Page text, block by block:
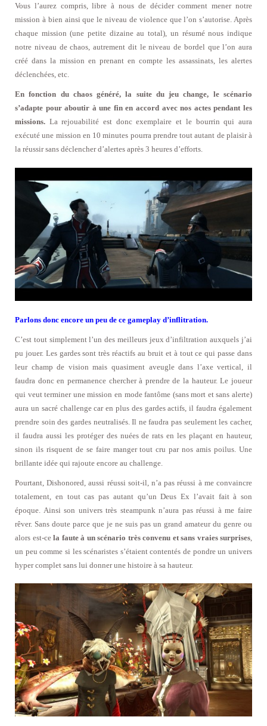
Vous l’aurez compris, libre à nous de décider comment mener notre
mission à bien ainsi que le niveau de violence que l’on s’autorise. Après
chaque mission (une petite dizaine au total), un résumé nous indique
notre niveau de chaos, autrement dit le niveau de bordel que l’on aura
créé dans la mission en prenant en compte les assassinats, les alertes
déclenchées, etc.
En fonction du chaos généré, la suite du jeu change, le scénario
s’adapte pour aboutir à une fin en accord avec nos actes pendant les
missions. La rejouabilité est donc exemplaire et le bourrin qui aura
exécuté une mission en 10 minutes pourra prendre tout autant de plaisir à
la réussir sans déclencher d’alertes après 3 heures d’efforts.
Parlons donc encore un peu de ce gameplay d’inflitration.
C’est tout simplement l’un des meilleurs jeux d’infiltration auxquels j’ai
pu jouer. Les gardes sont très réactifs au bruit et à tout ce qui passe dans
leur champ de vision mais quasiment aveugle dans l’axe vertical, il
faudra donc en permanence chercher à prendre de la hauteur. Le joueur
qui veut terminer une mission en mode fantôme (sans mort et sans alerte)
aura un sacré challenge car en plus des gardes actifs, il faudra également
prendre soin des gardes neutralisés. Il ne faudra pas seulement les cacher,
il faudra aussi les protéger des nuées de rats en les plaçant en hauteur,
sinon ils risquent de se faire manger tout cru par nos amis poilus. Une
brillante idée qui rajoute encore au challenge.
Pourtant, Dishonored, aussi réussi soit-il, n’a pas réussi à me convaincre
totalement, en tout cas pas autant qu’un Deus Ex l’avait fait à son
époque. Ainsi son univers très steampunk n’aura pas réussi à me faire
rêver. Sans doute parce que je ne suis pas un grand amateur du genre ou
alors est-ce la faute à un scénario très convenu et sans vraies surprises
un peu comme si les scénaristes s’étaient contentés de pondre un univers
hyper complet sans lui donner une histoire à sa hauteur.